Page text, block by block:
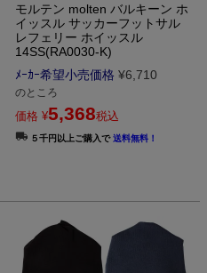
モルテン molten バルキーン ホ
イッスル サッカーフットサル
レフェリー ホイッスル
14SS(RA0030-K)
ﾒｰｶｰ希望小売価格 ¥6,710
のところ
価格 ¥5,368税込
５千円以上ご購入で送料無料！